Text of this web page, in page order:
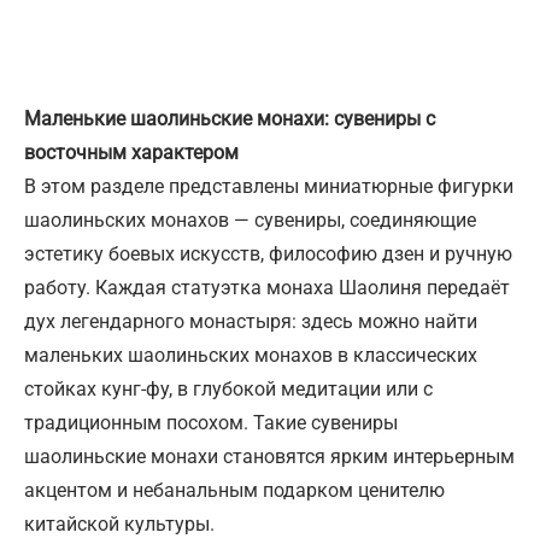
Маленькие шаолиньские монахи: сувениры с
восточным характером
В этом разделе представлены миниатюрные фигурки
шаолиньских монахов — сувениры, соединяющие
эстетику боевых искусств, философию дзен и ручную
работу. Каждая статуэтка монаха Шаолиня передаёт
дух легендарного монастыря: здесь можно найти
маленьких шаолиньских монахов в классических
стойках кунг-фу, в глубокой медитации или с
традиционным посохом. Такие сувениры
шаолиньские монахи становятся ярким интерьерным
акцентом и небанальным подарком ценителю
китайской культуры.